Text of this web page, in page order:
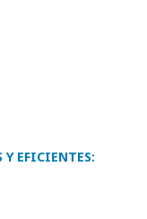
Y EFICIENTES: